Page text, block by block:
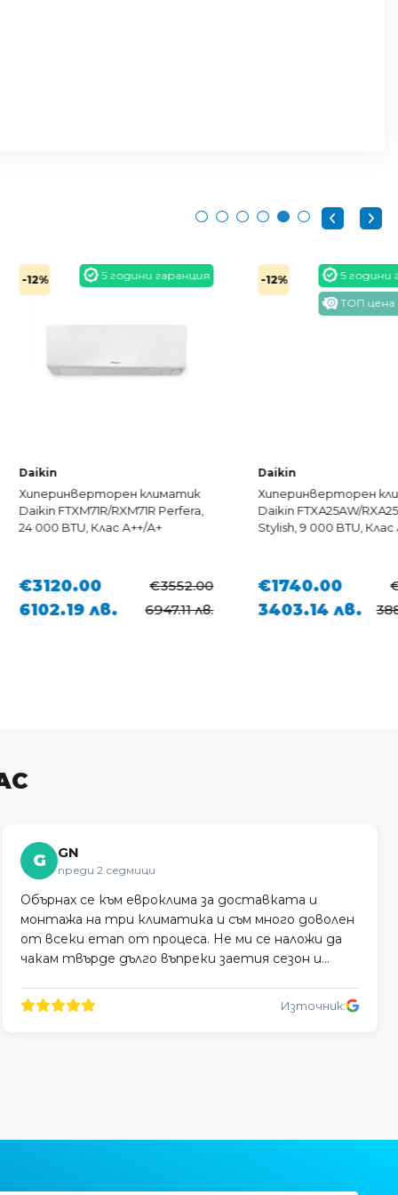
5 години гаранция
климатик
RXM71R Perfera,
Клас А++/А+
€3552.00
лв. 6947.11 лв.
-12% 5 години гаранция
Хиперинверторен климатик
Daikin FTXA25AW/RXA25A White
Stylish, 9 000 BTU, Клас A+++/A+++
€1740.00 €1985.00
3403.14 лв. 3882.32 лв.
G GN
преди 2 седмици
Обърнах се към евроклима за доставката и
монтажа на три климатика и съм много доволен
от всеки етап от процеса. Не ми се наложи да
чакам твърде дълго въпреки заетия сезон и
Източник: